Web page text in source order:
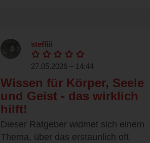
steffiii
27.05.2026 – 14:44
Wissen für Körper, Seele
und Geist - das wirklich
hilft!
Dieser Ratgeber widmet sich einem
Thema, über das erstaunlich oft